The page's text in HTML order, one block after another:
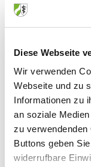
Diese Webseite
Wir verwenden
Webseite und zu
Informationen zu
an soziale
zu
Buttons geben
widerrufbare
April (1)
Juni (1)
April (1)
März (1)
Januar
Oktober
August (2)
Juni (1)
Mai (2)
März (1)
2023
August (1)
Juni (1)
April (1)
2022
Oktober
2021
2020